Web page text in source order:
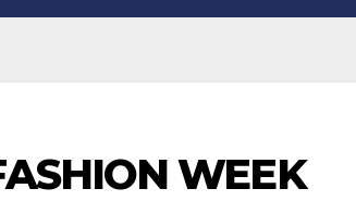
WEEK